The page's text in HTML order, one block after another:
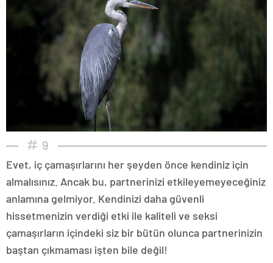
9
Evet, iç çamaşırlarını her şeyden önce kendiniz için
almalısınız. Ancak bu, partnerinizi etkileyemeyeceğiniz
anlamına gelmiyor. Kendinizi daha güvenli
hissetmenizin verdiği etki ile kaliteli ve seksi
çamaşırların içindeki siz bir bütün olunca partnerinizin
baştan çıkmaması işten bile değil!